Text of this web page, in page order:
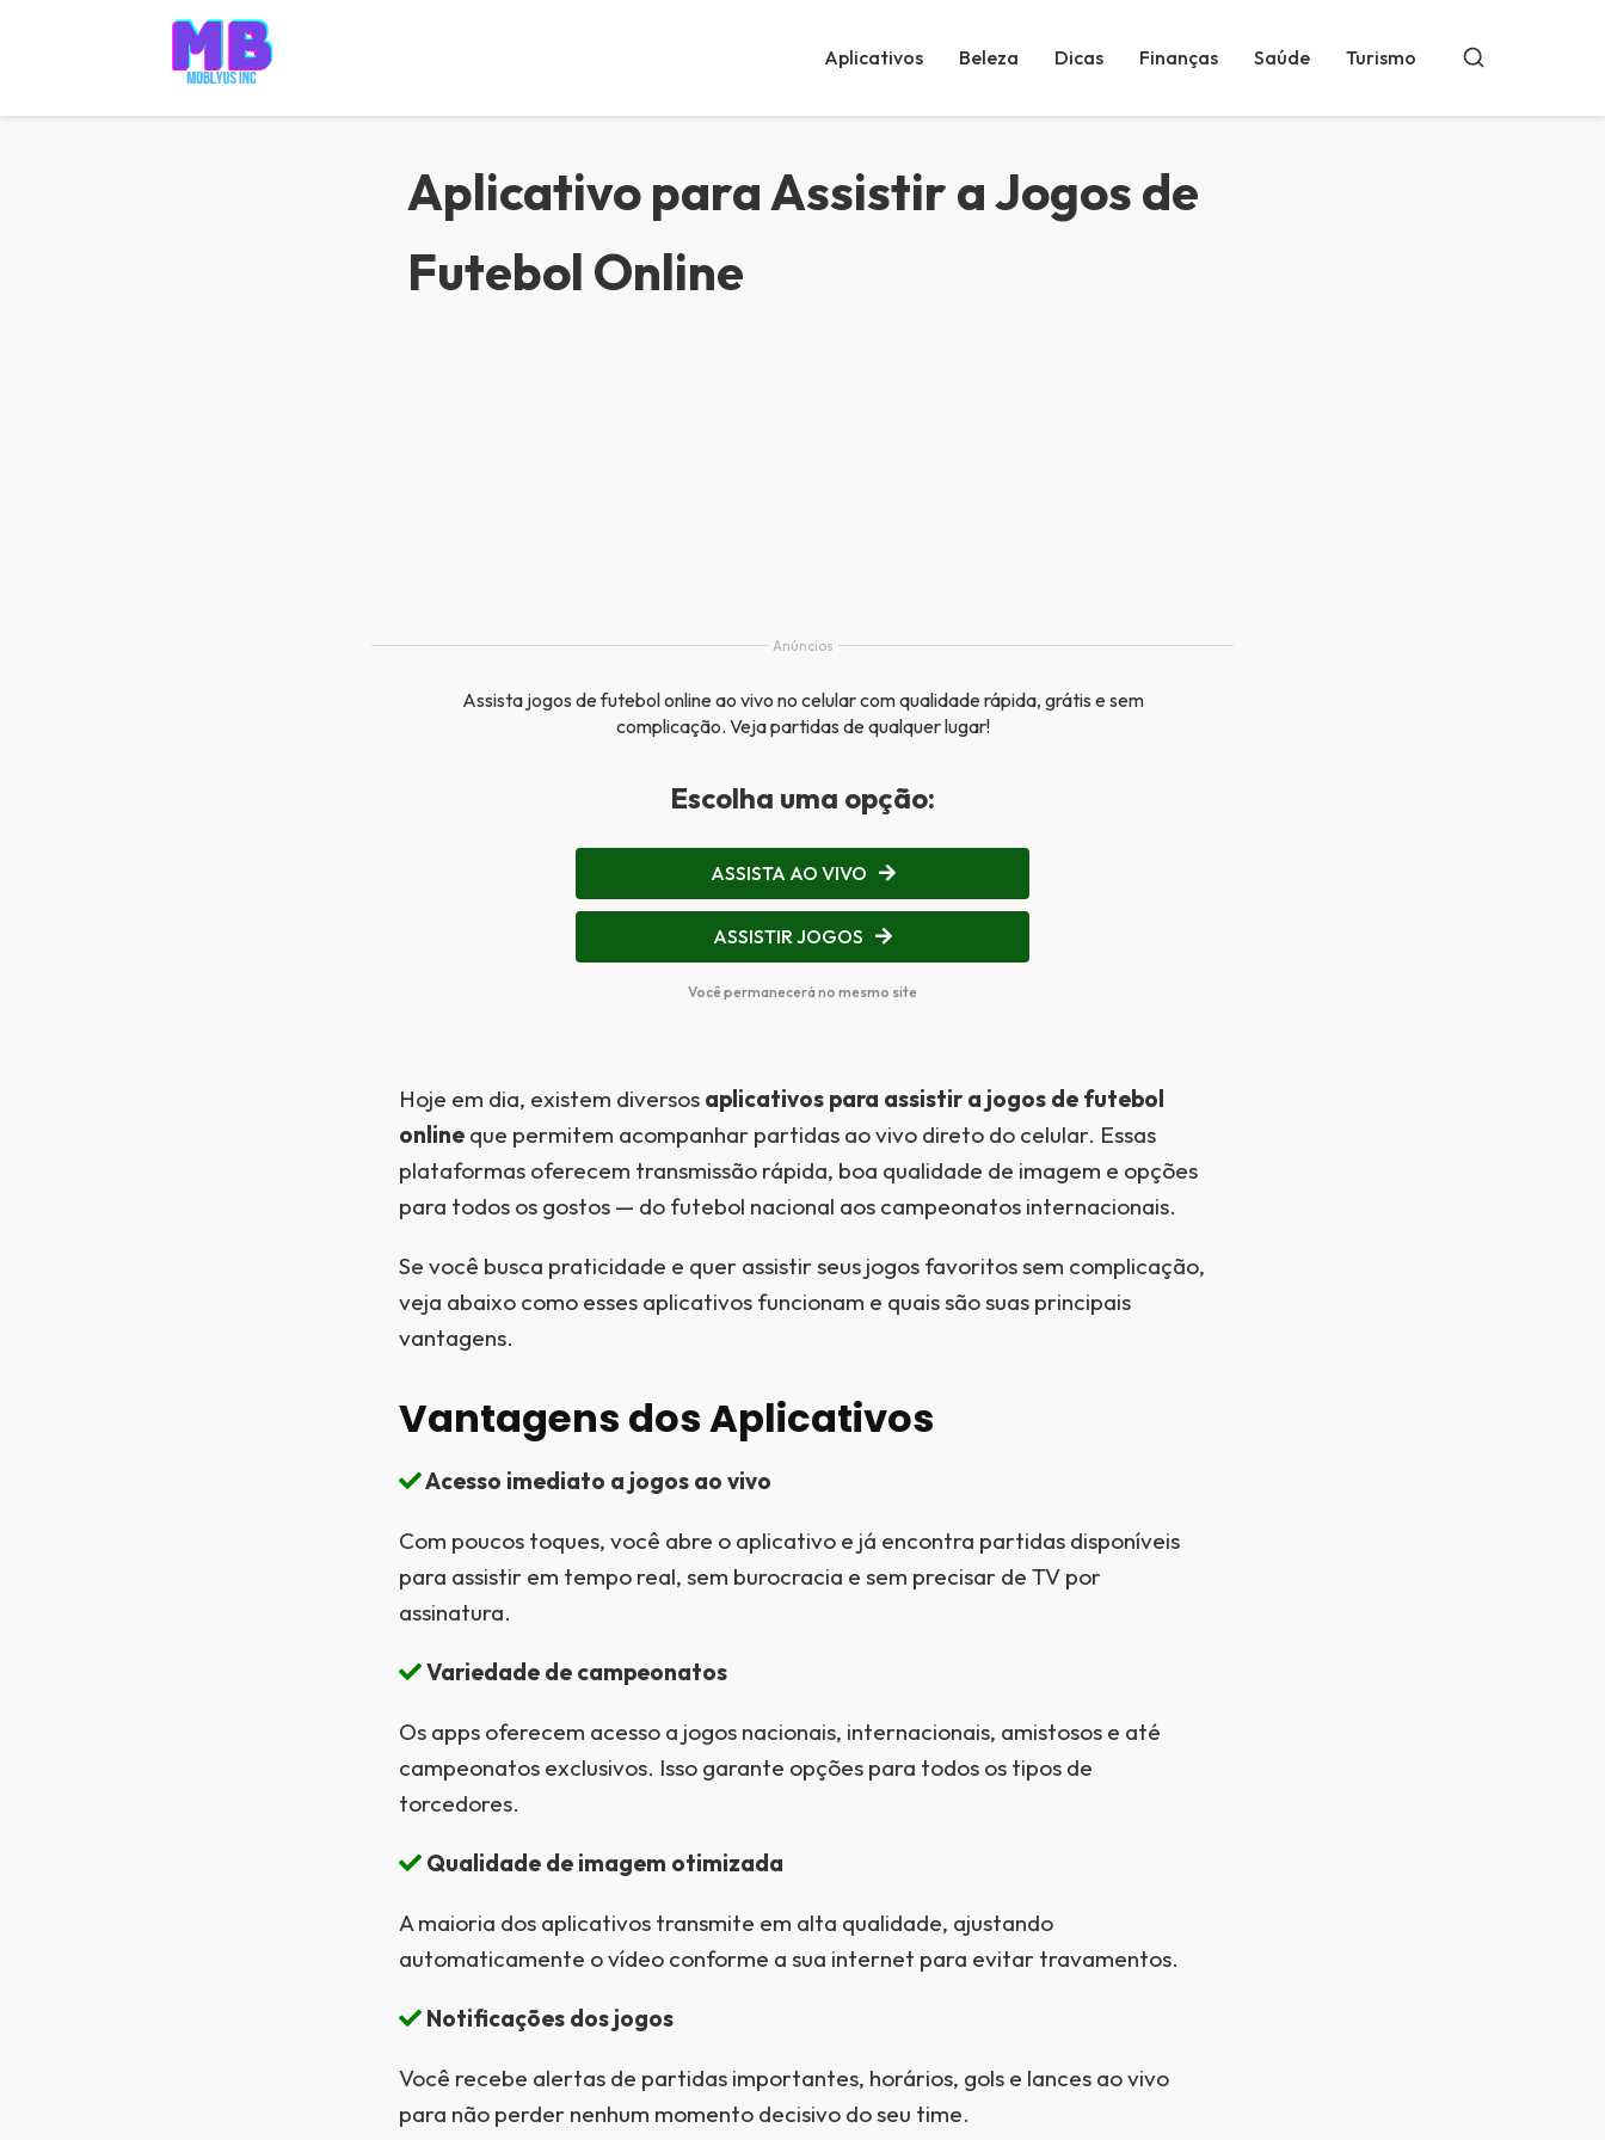
Aplicativos Beleza Dicas Finanças Saúde Turismo Buscar
Aplicativo para Assistir a Jogos de
Futebol Online
Anúncios
Assista jogos de futebol online ao vivo no celular com qualidade rápida, grátis e sem
complicação. Veja partidas de qualquer lugar!
Escolha uma opção:
ASSISTA AO VIVO
ASSISTIR JOGOS
Você permanecerá no mesmo site
Hoje em dia, existem diversos aplicativos para assistir a jogos de futebol
online que permitem acompanhar partidas ao vivo direto do celular. Essas
plataformas oferecem transmissão rápida, boa qualidade de imagem e opções
para todos os gostos — do futebol nacional aos campeonatos internacionais.
Se você busca praticidade e quer assistir seus jogos favoritos sem complicação,
veja abaixo como esses aplicativos funcionam e quais são suas principais
vantagens.
Vantagens dos Aplicativos
Acesso imediato a jogos ao vivo
Com poucos toques, você abre o aplicativo e já encontra partidas disponíveis
para assistir em tempo real, sem burocracia e sem precisar de TV por
assinatura.
Variedade de campeonatos
Os apps oferecem acesso a jogos nacionais, internacionais, amistosos e até
campeonatos exclusivos. Isso garante opções para todos os tipos de
torcedores.
Qualidade de imagem otimizada
A maioria dos aplicativos transmite em alta qualidade, ajustando
automaticamente o vídeo conforme a sua internet para evitar travamentos.
Notificações dos jogos
Você recebe alertas de partidas importantes, horários, gols e lances ao vivo
para não perder nenhum momento decisivo do seu time.